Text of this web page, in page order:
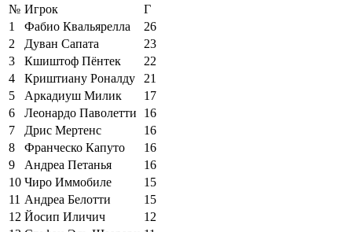
№ Игрок
Г
1
Фабио Квальярелла
26
2
Дуван Сапата
23
3
Кшиштоф Пёнтек
22
4
Криштиану Роналду
21
5
Аркадиуш Милик
17
6
Леонардо Паволетти
16
7
Дрис Мертенс
16
8
Франческо Капуто
16
9
Андреа Петанья
16
10 Чиро Иммобиле
15
11 Андреа Белотти
15
12 Йосип Иличич
12